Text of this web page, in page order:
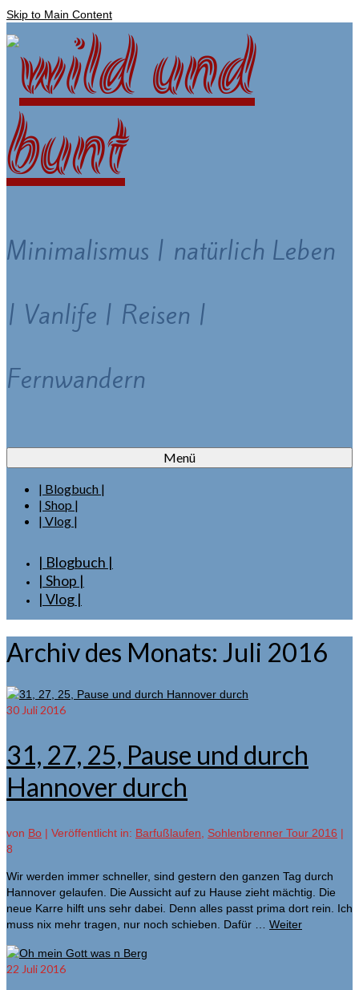
Skip to Main Content
Minimalismus | natürlich Leben
| Vanlife | Reisen |
Fernwandern
Menü
| Blogbuch |
| Shop |
| Vlog |
| Blogbuch |
| Shop |
| Vlog |
Archiv des Monats: Juli 2016
30 Juli 2016
31, 27, 25, Pause und durch
Hannover durch
von Bo | Veröffentlicht in: Barfußlaufen Sohlenbrenner Tour 2016 |
8
Wir werden immer schneller, sind gestern den ganzen Tag durch
Hannover gelaufen. Die Aussicht auf zu Hause zieht mächtig. Die
neue Karre hilft uns sehr dabei. Denn alles passt prima dort rein. Ich
muss nix mehr tragen, nur noch schieben. Dafür … Weiter
22 Juli 2016